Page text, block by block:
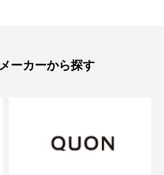
メーカーから探す